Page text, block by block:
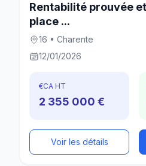
Rentabilité prouvée
place ...
16 • Charente
12/01/2026
€CA HT
2 355 000 €
Voir les détails